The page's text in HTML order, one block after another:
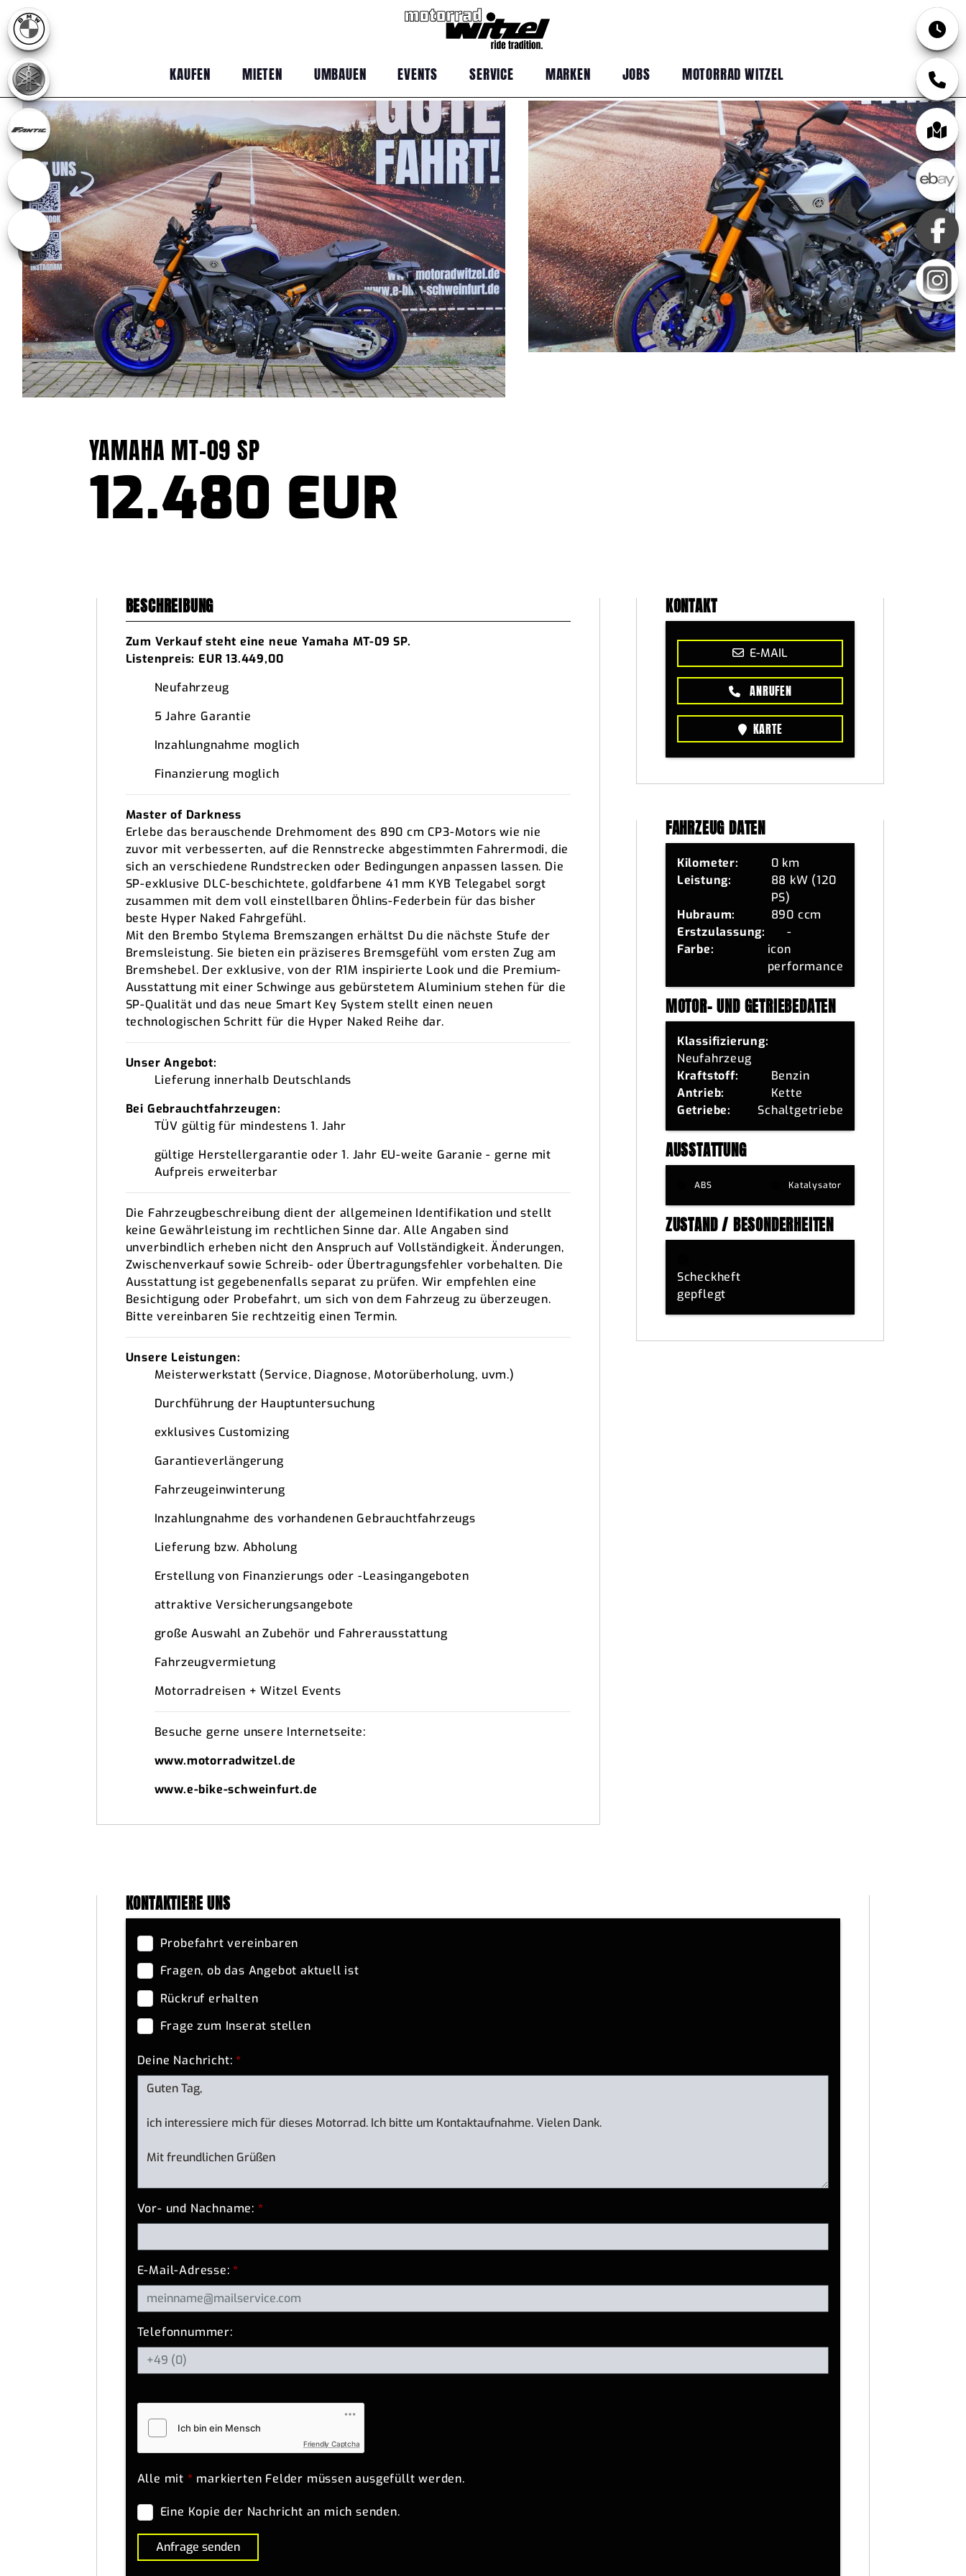
KAUFEN MIETEN UMBAUEN EVENTS SERVICE MARKEN JOBS MOTORRAD WITZEL
YAMAHA MT-09 SP
12.480 EUR
BESCHREIBUNG
Zum Verkauf steht eine neue Yamaha MT-09 SP.
Listenpreis: EUR 13.449,00
Neufahrzeug
5 Jahre Garantie
Inzahlungnahme moglich
Finanzierung moglich
Master of Darkness
Erlebe das berauschende Drehmoment des 890 cm CP3-Motors wie nie
zuvor mit verbesserten, auf die Rennstrecke abgestimmten Fahrermodi, die
sich an verschiedene Rundstrecken oder Bedingungen anpassen lassen. Die
SP-exklusive DLC-beschichtete, goldfarbene 41 mm KYB Telegabel sorgt
zusammen mit dem voll einstellbaren Öhlins-Federbein für das bisher
beste Hyper Naked Fahrgefühl.
Mit den Brembo Stylema Bremszangen erhältst Du die nächste Stufe der
Bremsleistung. Sie bieten ein präziseres Bremsgefühl vom ersten Zug am
Bremshebel. Der exklusive, von der R1M inspirierte Look und die Premium-
Ausstattung mit einer Schwinge aus gebürstetem Aluminium stehen für die
SP-Qualität und das neue Smart Key System stellt einen neuen
technologischen Schritt für die Hyper Naked Reihe dar.
Unser Angebot:
Lieferung innerhalb Deutschlands
Bei Gebrauchtfahrzeugen:
TÜV gültig für mindestens 1. Jahr
gültige Herstellergarantie oder 1. Jahr EU-weite Garanie - gerne mit
Aufpreis erweiterbar
Die Fahrzeugbeschreibung dient der allgemeinen Identifikation und stellt
keine Gewährleistung im rechtlichen Sinne dar. Alle Angaben sind
unverbindlich erheben nicht den Anspruch auf Vollständigkeit. Änderungen,
Zwischenverkauf sowie Schreib- oder Übertragungsfehler vorbehalten. Die
Ausstattung ist gegebenenfalls separat zu prüfen. Wir empfehlen eine
Besichtigung oder Probefahrt, um sich von dem Fahrzeug zu überzeugen.
Bitte vereinbaren Sie rechtzeitig einen Termin.
Unsere Leistungen:
Meisterwerkstatt (Service, Diagnose, Motorüberholung, uvm.)
Durchführung der Hauptuntersuchung
exklusives Customizing
Garantieverlängerung
Fahrzeugeinwinterung
Inzahlungnahme des vorhandenen Gebrauchtfahrzeugs
Lieferung bzw. Abholung
Erstellung von Finanzierungs oder -Leasingangeboten
attraktive Versicherungsangebote
große Auswahl an Zubehör und Fahrerausstattung
Fahrzeugvermietung
Motorradreisen + Witzel Events
Besuche gerne unsere Internetseite:
www.motorradwitzel.de
www.e-bike-schweinfurt.de
KONTAKT
E-MAIL
ANRUFEN
KARTE
FAHRZEUG DATEN
Kilometer:
0 km
Leistung:
88 kW (120
PS)
Hubraum:
890 ccm
Erstzulassung:
-
Farbe:
icon
performance
MOTOR- UND GETRIEBEDATEN
Klassifizierung:
Neufahrzeug
Kraftstoff:
Benzin
Antrieb:
Kette
Getriebe:
Schaltgetriebe
AUSSTATTUNG
ABS Katalysator
ZUSTAND / BESONDERHEITEN
Scheckheft
gepflegt
KONTAKTIERE UNS
Probefahrt vereinbaren
Fragen, ob das Angebot aktuell ist
Rückruf erhalten
Frage zum Inserat stellen
Deine Nachricht:*
Vor- und Nachname: *
E-Mail-Adresse:*
Telefonnummer:
Friendly Captcha
Alle mit * markierten Felder müssen ausgefüllt werden.
Eine Kopie der Nachricht an mich senden.
Anfrage senden